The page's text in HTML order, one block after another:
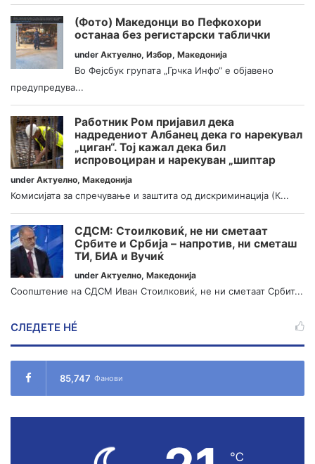
(Фото) Македонци во Пефкохори
останаа без регистарски таблички
under Актуелно, Избор, Македонија
Во Фејсбук групата „Грчка Инфо“ е објавено
предупредува...
Работник Ром пријавил дека
надредениот Албанец дека го нарекувал
„циган“. Тој кажал дека бил
испровоциран и нарекуван „шиптар
under Актуелно, Македонија
Комисијата за спречување и заштита од дискриминација (К...
СДСМ: Стоилковиќ, не ни сметаат
Србите и Србија – напротив, ни сметаш
ТИ, БИА и Вучиќ
under Актуелно, Македонија
Соопштение на СДСМ Иван Стоилковиќ, не ни сметаат Србит...
СЛЕДЕТЕ НÉ
85,747 Фанови
℃